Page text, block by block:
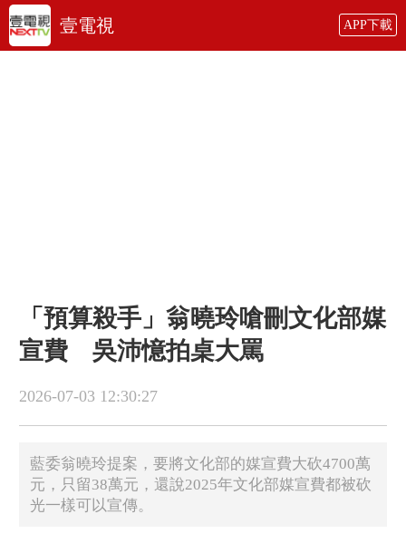
壹電視 APP下載
「預算殺手」翁曉玲嗆刪文化部媒
宣費 吳沛憶拍桌大罵
2026-07-03 12:30:27
藍委翁曉玲提案，要將文化部的媒宣費大砍4700萬
元，只留38萬元，還說2025年文化部媒宣費都被砍
光一樣可以宣傳。